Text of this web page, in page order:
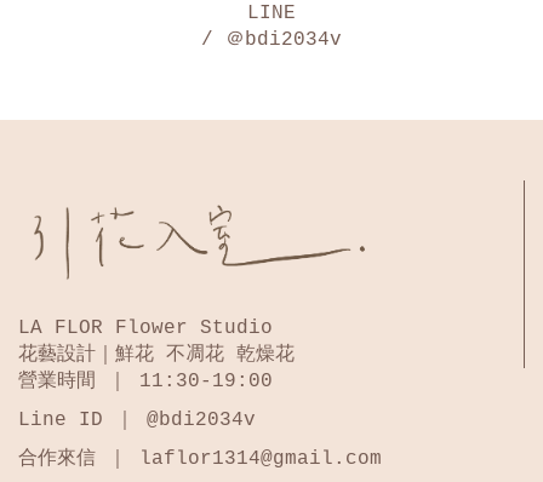
LINE
/ ＠bdi2034v
LA FLOR Flower Studio
花藝設計｜鮮花 不凋花 乾燥花
營業時間 ｜ 11:30-19:00
Line ID ｜ @bdi2034v
合作來信 ｜ laflor1314@gmail.com